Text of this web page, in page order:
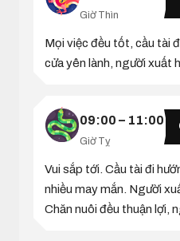
Giờ Thìn
Mọi việc đều tốt, cầu tài
cửa yên lành, người xuất
09:00 – 11:00
Giờ Tỵ
Vui sắp tới. Cầu tài đi
nhiều may mắn. Người
Chăn nuôi đều thuận lợi,